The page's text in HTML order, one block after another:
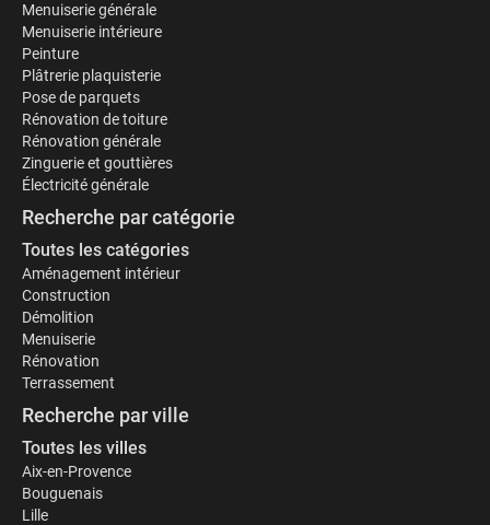
Menuiserie générale
Menuiserie intérieure
Peinture
Plâtrerie plaquisterie
Pose de parquets
Rénovation de toiture
Rénovation générale
Zinguerie et gouttières
Électricité générale
Recherche par catégorie
Toutes les catégories
Aménagement intérieur
Construction
Démolition
Menuiserie
Rénovation
Terrassement
Recherche par ville
Toutes les villes
Aix-en-Provence
Bouguenais
Lille